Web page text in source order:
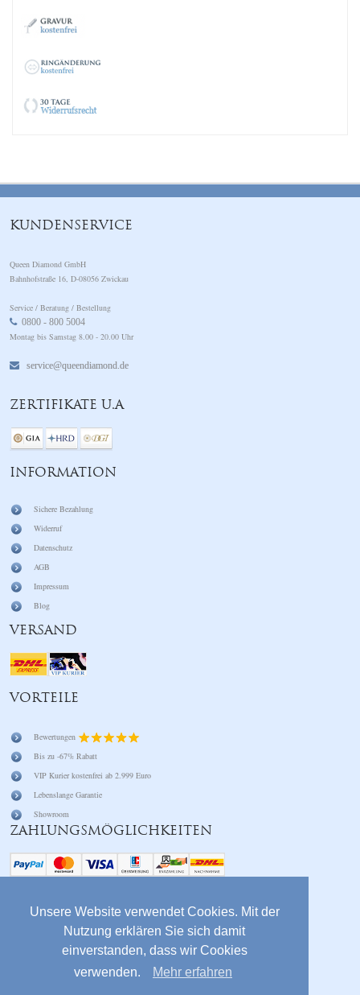
Unsere Website verwendet Cookies. Mit der
Nutzung erklären Sie sich damit
einverstanden, dass wir Cookies
verwenden.
Mehr erfahren
KUNDENSERVICE
Queen Diamond GmbH
Bahnhofstraße 16, D-08056 Zwickau
Service / Beratung / Bestellung
0800 - 800 5004
Montag bis Samstag 8.00 - 20.00 Uhr
service@queendiamond.de
ZERTIFIKATE U.A
INFORMATION
Sichere Bezahlung
Widerruf
Datenschutz
AGB
Impressum
Blog
VERSAND
VORTEILE
Bewertungen
Bis zu -67% Rabatt
VIP Kurier kostenfrei ab 2.999 Euro
Lebenslange Garantie
Showroom
ZAHLUNGSMÖGLICHKEITEN
service@queendiamond.de